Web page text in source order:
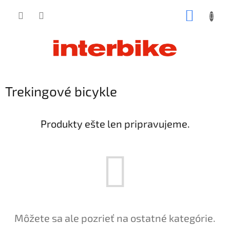
Trekingové bicykle
Produkty ešte len pripravujeme.
Môžete sa ale pozrieť na ostatné kategórie.